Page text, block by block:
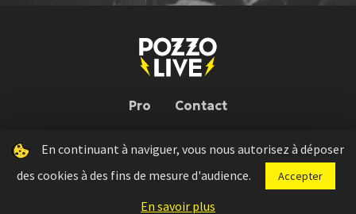
Pro Contact
Pozzo Live © 2026 | Conception : Pozzo Team, avec l'aide deBloop
Press kit Règlement concours Mentions légales
En continuant à naviguer, vous nous autorisez à déposer
des cookies à des fins de mesure d'audience.
Accepter
En savoir plus